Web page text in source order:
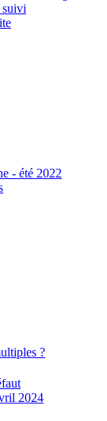
suivi
- été 2022
?
2024